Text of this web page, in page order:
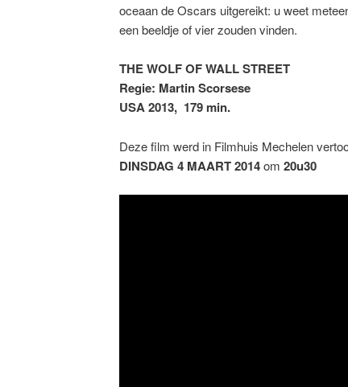
oceaan de Oscars uitgereikt: u weet
een beeldje of vier zouden vinden.
THE WOLF OF WALL STREET
Regie: Martin Scorsese
USA 2013, 179 min.
Deze film werd in Filmhuis Mechelen
DINSDAG 4 MAART 2014om 20u30